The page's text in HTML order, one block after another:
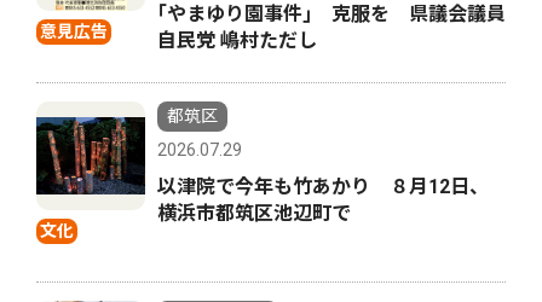
意見広告
｢やまゆり園事件｣ 克服を 県議会議員
自民党 嶋村ただし
文化
都筑区
2026.07.29
以津院で今年も竹あかり ８月12日、
横浜市都筑区池辺町で